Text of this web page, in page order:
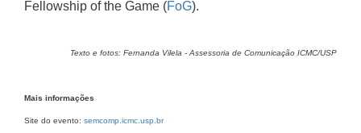
Fellowship of the Game (FoG).
Texto e fotos: Fernanda Vilela - Assessoria de Comunicação ICMC/USP
Mais informações
Site do evento: semcomp.icmc.usp.br